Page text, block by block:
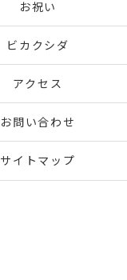
お祝い
ビカクシダ
アクセス
お問い合わせ
サイトマップ